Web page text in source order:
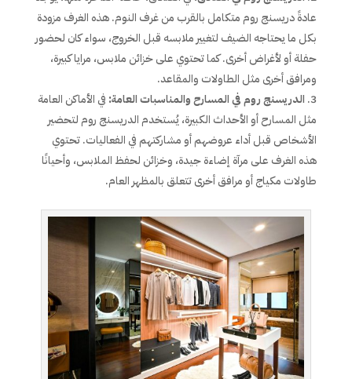
عادةً دريسنج روم متكامل بالقرب من غرف النوم. هذه الغرف مزودة
بكل ما يحتاجه الضيف لتغيير ملابسه قبل الخروج، سواء كان لحضور
حفلة أو لأغراض أخرى. كما تحتوي على خزائن ملابس، مرايا كبيرة،
ومرافق أخرى مثل الطاولات والمقاعد.
الدريسنج روم في المسارح والمناسبات العامة: في الأماكن العامة
مثل المسارح أو الأحداث الكبيرة، يُستخدم الدريسنج روم لتحضير
الأشخاص قبل أداء عروضهم أو مشاركتهم في الفعاليات. تحتوي
هذه الغرف على مرآة إضاءة جيدة، وخزائن لحفظ الملابس، وأحيانًا
طاولات مكياج أو مرافق أخرى تتعلق بالمظهر العام.